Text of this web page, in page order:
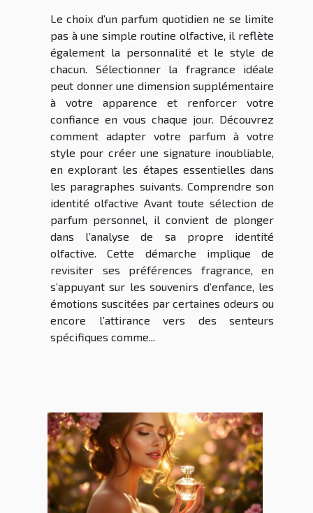
Le choix d’un parfum quotidien ne se limite
pas à une simple routine olfactive, il reflète
également la personnalité et le style de
chacun. Sélectionner la fragrance idéale
peut donner une dimension supplémentaire
à votre apparence et renforcer votre
confiance en vous chaque jour. Découvrez
comment adapter votre parfum à votre
style pour créer une signature inoubliable,
en explorant les étapes essentielles dans
les paragraphes suivants. Comprendre son
identité olfactive Avant toute sélection de
parfum personnel, il convient de plonger
dans l’analyse de sa propre identité
olfactive. Cette démarche implique de
revisiter ses préférences fragrance, en
s’appuyant sur les souvenirs d’enfance, les
émotions suscitées par certaines odeurs ou
encore l’attirance vers des senteurs
spécifiques comme...